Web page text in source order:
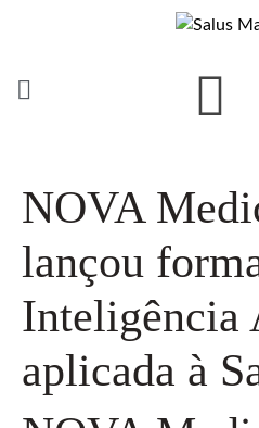
NOVA
lançou
aplicada à